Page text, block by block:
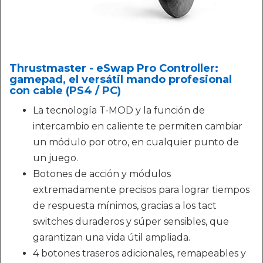
Thrustmaster - eSwap Pro Controller:
gamepad, el versátil mando profesional
con cable (PS4 / PC)
La tecnología T-MOD y la función de
intercambio en caliente te permiten cambiar
un módulo por otro, en cualquier punto de
un juego.
Botones de acción y módulos
extremadamente precisos para lograr tiempos
de respuesta mínimos, gracias a los tact
switches duraderos y súper sensibles, que
garantizan una vida útil ampliada.
4 botones traseros adicionales, remapeables y